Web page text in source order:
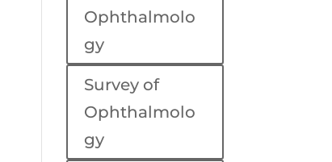
Ophthalmolo
gy
Survey of
Ophthalmolo
gy